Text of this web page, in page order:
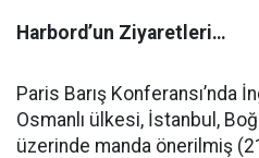
Harbord’un Ziyaretleri…
Paris Barış Konferansı’nda
Osmanlı ülkesi, İstanbul,
üzerinde manda önerilmiş